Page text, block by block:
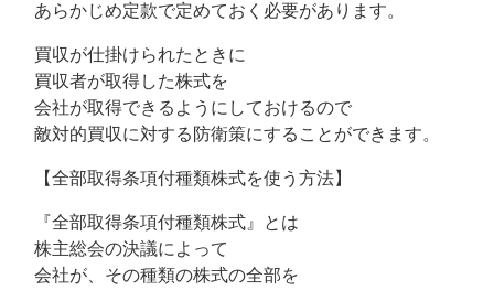
あらかじめ定款で定めておく必要があります。
買収が仕掛けられたときに
買収者が取得した株式を
会社が取得できるようにしておけるので
敵対的買収に対する防衛策にすることができます。
【全部取得条項付種類株式を使う方法】
『全部取得条項付種類株式』とは
株主総会の決議によって
会社が、その種類の株式の全部を